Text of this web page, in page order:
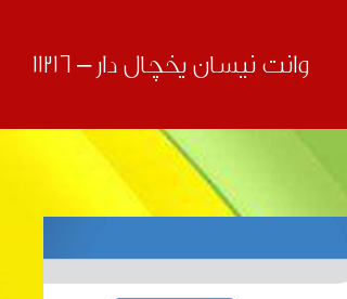
وانت نیسان یخچال دار – 11216
قبلی بعدی